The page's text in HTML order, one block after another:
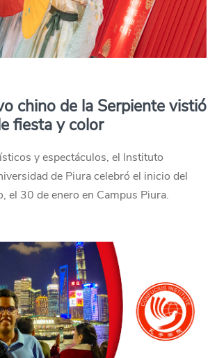
chino de la Serpiente vistió
fiesta y color
y espectáculos, el Instituto
de Piura celebró el inicio del
el 30 de enero en Campus Piura.